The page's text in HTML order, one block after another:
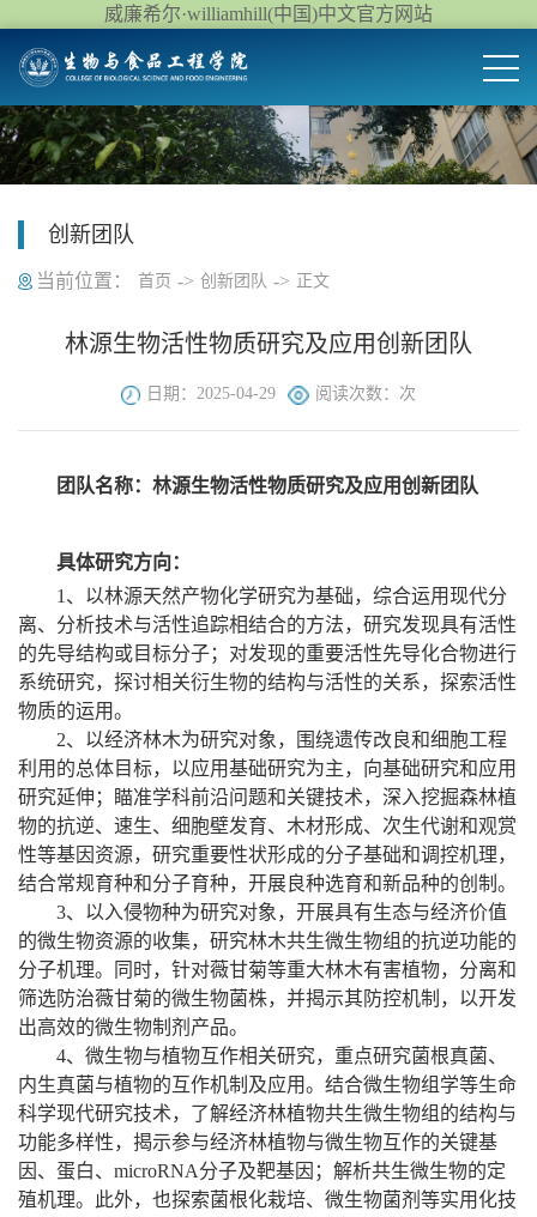
威廉希尔·williamhill(中国)中文官方网站
创新团队
当前位置： 首页 -> 创新团队 -> 正文
林源生物活性物质研究及应用创新团队
日期：2025-04-29 阅读次数： 次
团队名称：林源生物活性物质研究及应用创新团队
具体研究方向：
1、以林源天然产物化学研究为基础，综合运用现代分
离、分析技术与活性追踪相结合的方法，研究发现具有活性
的先导结构或目标分子；对发现的重要活性先导化合物进行
系统研究，探讨相关衍生物的结构与活性的关系，探索活性
物质的运用。
2、以经济林木为研究对象，围绕遗传改良和细胞工程
利用的总体目标，以应用基础研究为主，向基础研究和应用
研究延伸；瞄准学科前沿问题和关键技术，深入挖掘森林植
物的抗逆、速生、细胞壁发育、木材形成、次生代谢和观赏
性等基因资源，研究重要性状形成的分子基础和调控机理，
结合常规育种和分子育种，开展良种选育和新品种的创制。
3、以入侵物种为研究对象，开展具有生态与经济价值
的微生物资源的收集，研究林木共生微生物组的抗逆功能的
分子机理。同时，针对薇甘菊等重大林木有害植物，分离和
筛选防治薇甘菊的微生物菌株，并揭示其防控机制，以开发
出高效的微生物制剂产品。
4、微生物与植物互作相关研究，重点研究菌根真菌、
内生真菌与植物的互作机制及应用。结合微生物组学等生命
科学现代研究技术，了解经济林植物共生微生物组的结构与
功能多样性，揭示参与经济林植物与微生物互作的关键基
因、蛋白、microRNA分子及靶基因；解析共生微生物的定
殖机理。此外，也探索菌根化栽培、微生物菌剂等实用化技